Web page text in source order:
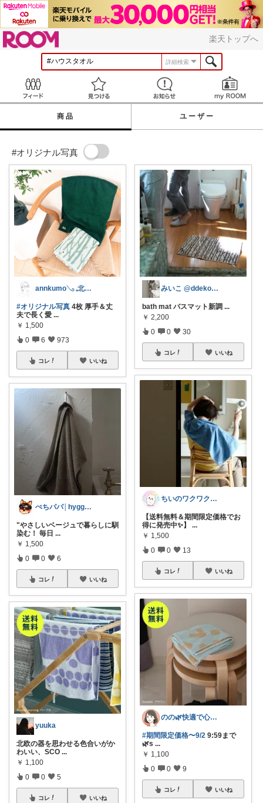
楽天トップへ
詳細検索
見つける お知らせ
商品 ユーザー
#オリジナル写真
annkumo𓂅 𓈒北欧ゆるミニマル
#オリジナル写真 4枚 厚手＆丈
夫で長く愛 ...
￥ 1,500
0 6 973
コレ いいね
ぺちパパ│hyggeな心意気を大切に🌿
"やさしいベージュで暮らしに馴
染む！ 毎日 ...
￥ 1,500
0 0 6
コレ いいね
yuuka
北欧の器を思わせる色合いがか
わいい、SCO ...
￥ 1,100
0 0 5
コレ いいね
みいこ @ddeko___3
bath mat バスマット新調 ...
￥ 2,200
0 0 30
コレ いいね
ちいのワクワクルーム
【送料無料＆期間限定価格でお
得に発売中✨】
...
￥ 1,500
0 0 13
コレ いいね
のの🌿快適で心地よい暮らし♡
#期間限定価格〜9/2 9:59まで
🌿s ...
￥ 1,100
0 0 9
コレ いいね